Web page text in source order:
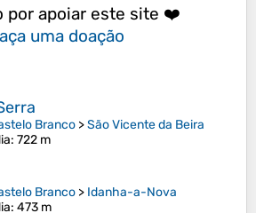
por apoiar este site ❤️
uma doação
Branco >São Vicente da Beira
: 722 m
Branco > Idanha-a-Nova
: 473 m